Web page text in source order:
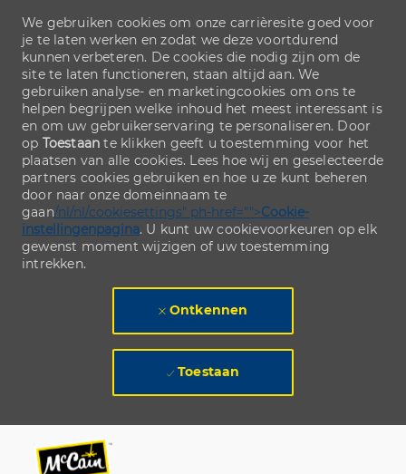
We gebruiken cookies om onze carrièresite goed voor
je te laten werken en zodat we deze voortdurend
kunnen verbeteren. De cookies die nodig zijn om de
site te laten functioneren, staan altijd aan. We
gebruiken analyse- en marketingcookies om ons te
helpen begrijpen welke inhoud het meest interessant is
en om uw gebruikerservaring te personaliseren. Door
op Toestaan te klikken geeft u toestemming voor het
plaatsen van alle cookies. Lees hoe wij en geselecteerde
partners cookies gebruiken en hoe u ze kunt beheren
door naar onze domeinnaam te
gaan/nl/nl/cookiesettings" ph-href="">Cookie-
instellingenpagina. U kunt uw cookievoorkeuren op elk
gewenst moment wijzigen of uw toestemming
intrekken.
Ontkennen
Toestaan